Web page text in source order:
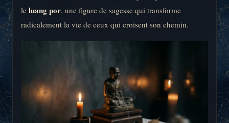
le luang por, une figure de sagesse qui transforme
radicalement la vie de ceux qui croisent son chemin.